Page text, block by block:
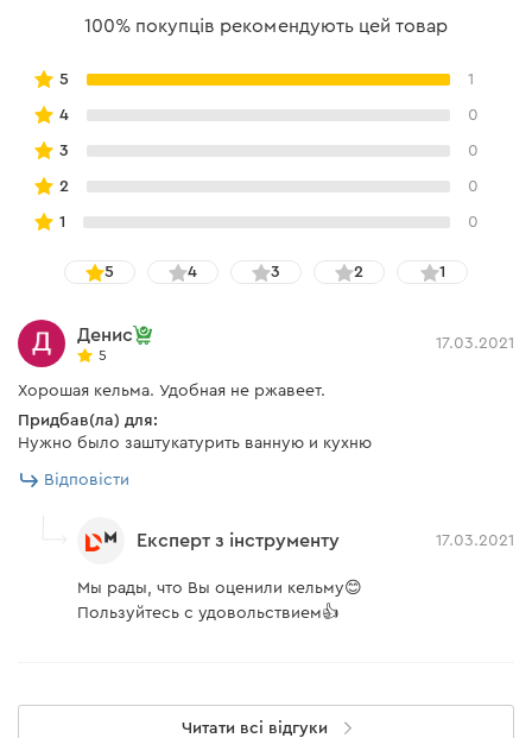
100% покупців рекомендують цей товар
5 1
4 0
3 0
2 0
1 0
5 4 3 2 1
Денис
5
17.03.2021
Хорошая кельма. Удобная не ржавеет.
Придбав(ла) для:
Нужно было заштукатурить ванную и кухню
Відповісти
Експерт з інструменту 17.03.2021
Мы рады, что Вы оценили кельму😊
Пользуйтесь с удовольствием👍
Читати всі відгуки